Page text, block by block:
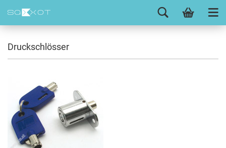
Druckschlösser